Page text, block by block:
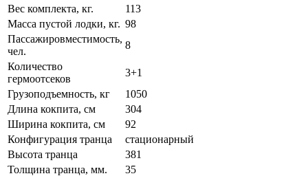
Вес комплекта, кг.
113
Масса пустой лодки, кг. 98
Пассажировместимость,
чел.
8
Количество
гермоотсеков
3+1
Грузоподъемность, кг
1050
Длина кокпита, см
304
Ширина кокпита, см
92
Конфигурация транца
стационарный
Высота транца
381
Толщина транца, мм.
35